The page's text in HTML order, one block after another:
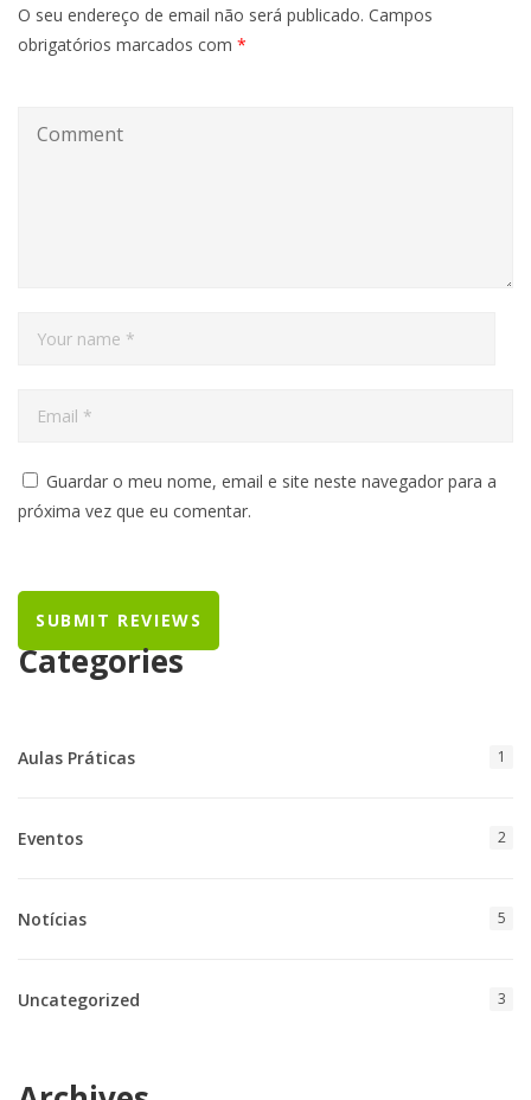
O seu endereço de email não será publicado. Campos
obrigatórios marcados com *
Guardar o meu nome, email e site neste navegador para a
próxima vez que eu comentar.
Categories
Aulas Práticas 1
Eventos 2
Notícias 5
Uncategorized 3